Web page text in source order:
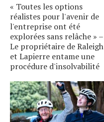
« Toutes les options
réalistes pour l'avenir de
l'entreprise ont été
explorées sans relâche » –
Le propriétaire de Raleigh
et Lapierre entame une
procédure d'insolvabilité